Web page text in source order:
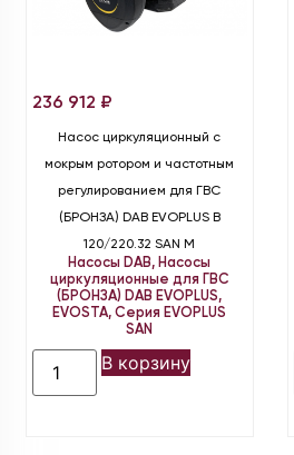
236 912 ₽
Насос циркуляционный с
мокрым ротором и частотным
регулированием для ГВС
(БРОНЗА) DAB EVOPLUS B
120/220.32 SAN M
Насосы DAB, Насосы
циркуляционные для ГВС
(БРОНЗА) DAB EVOPLUS,
EVOSTA,Серия EVOPLUS
SAN
В корзину